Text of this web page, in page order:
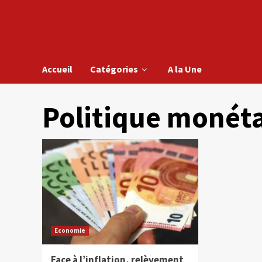
Accueil Catégories A la Une
Politique
Economie